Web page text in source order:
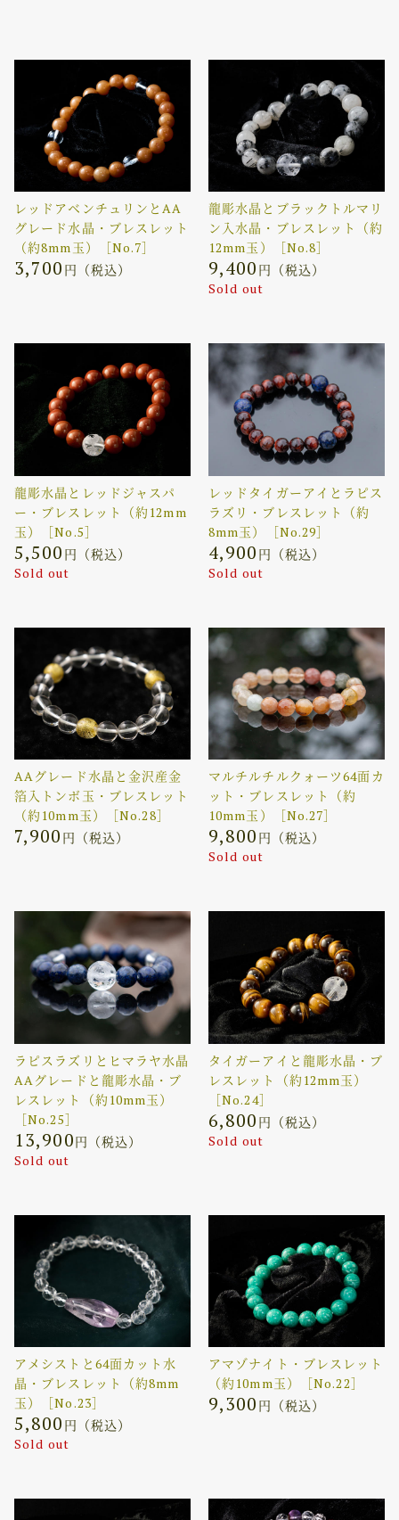
レッドアベンチュリンとAA
グレード水晶・ブレスレット
（約8mm玉）［No.7］
3,700 円（税込）
龍彫水晶とブラックトルマリ
ン入水晶・ブレスレット（約
12mm玉）［No.8］
9,400 円（税込）
Sold out
龍彫水晶とレッドジャスパ
ー・ブレスレット（約12mm
玉）［No.5］
5,500 円（税込）
Sold out
レッドタイガーアイとラピス
ラズリ・ブレスレット（約
8mm玉）［No.29］
4,900 円（税込）
Sold out
AAグレード水晶と金沢産金
箔入トンボ玉・ブレスレット
（約10mm玉）［No.28］
7,900 円（税込）
マルチルチルクォーツ64面カ
ット・ブレスレット（約
10mm玉）［No.27］
9,800 円（税込）
Sold out
ラピスラズリとヒマラヤ水晶
AAグレードと龍彫水晶・ブ
レスレット（約10mm玉）
［No.25］
13,900円（税込）
Sold out
タイガーアイと龍彫水晶・ブ
レスレット（約12mm玉）
［No.24］
6,800 円（税込）
Sold out
アメシストと64面カット水
晶・ブレスレット（約8mm
玉）［No.23］
5,800 円（税込）
Sold out
アマゾナイト・ブレスレット
（約10mm玉）［No.22］
9,300 円（税込）